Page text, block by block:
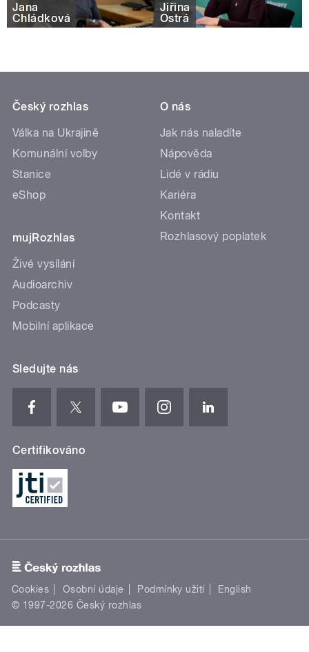
Jana
Chládková
Jiřina
Ostrá
Český rozhlas
Válka na Ukrajině
Komunální volby
Stanice
eShop
mujRozhlas
Živé vysílání
Audioarchiv
Podcasty
Mobilní aplikace
O nás
Jak nás naladíte
Nápověda
Lidé v rádiu
Kariéra
Kontakt
Rozhlasový poplatek
Sledujte nás
Certifikováno
Cookies Osobní údaje Podmínky užití
English
© 1997-2026 Český rozhlas